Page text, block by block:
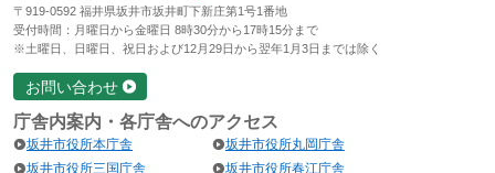
〒919-0592 福井県坂井市坂井町下新庄第1号1番地
受付時間：月曜日から金曜日 8時30分から17時15分まで
※土曜日、日曜日、祝日および12月29日から翌年1月3日までは除く
お問い合わせ
庁舎内案内・各庁舎へのアクセス
坂井市役所本庁舎
坂井市役所丸岡庁舎
坂井市役所三国庁舎
坂井市役所春江庁舎